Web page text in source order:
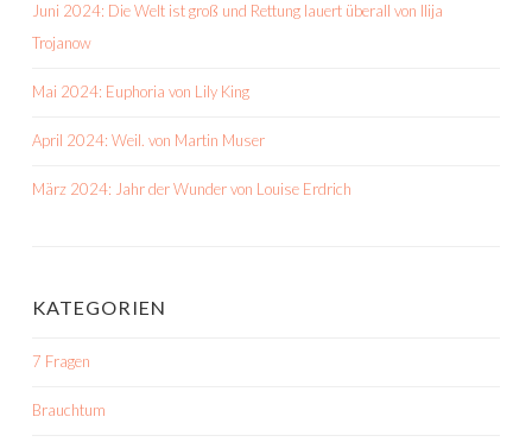
Juni 2024: Die Welt ist groß und Rettung lauert überall von Ilija
Trojanow
Mai 2024: Euphoria von Lily King
April 2024: Weil. von Martin Muser
März 2024: Jahr der Wunder von Louise Erdrich
KATEGORIEN
7 Fragen
Brauchtum